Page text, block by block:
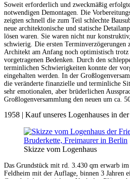
Soweit erforderlich und zweckmäßig
notwendigen Demontagen. Die
zeigten schnell die zum Teil schlechte
neue architektonische und statische
lösen waren. Sie waren nicht nur
schwierig. Die ersten Terminverzögerungen
Architekt am Anfang noch optimistisch trotz
vorgetragenen Bedenken. Durch den
terminlichen Schwierigkeiten konnte der
eingehalten werden. In der
die veränderte finanzielle und terminliche
sehr emotionalen, aber brüderlichen
Großlogenversammlung den neuen um ca.
1958 | Kauf unseres Logenhauses in
Skizze vom Logenhaus
Das Grundstück mit rd. 3.430 qm erwarb
Feldheim mit der Auflage, binnen 3 Jahren